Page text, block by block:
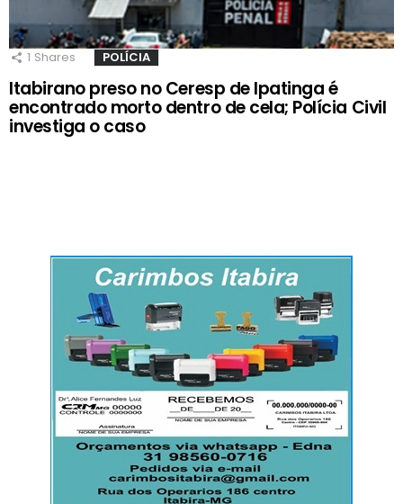
1 Shares POLÍCIA
Itabirano preso no Ceresp de Ipatinga é
encontrado morto dentro de cela; Polícia Civil
investiga o caso